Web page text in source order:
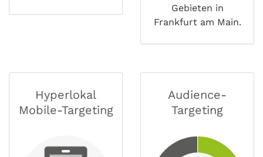
Gebieten in
Frankfurt am Main.
Hyperlokal
Mobile-Targeting
Audience-
Targeting